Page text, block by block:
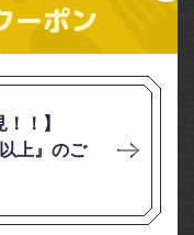
ーポン
！】
上』のご
鶏 三島店